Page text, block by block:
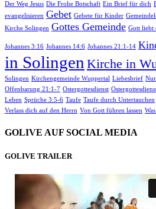
Der Weg Jesus Die Frohe Botschaft Ein Brief für dich
evangelisieren Gebet Gebete für Kinder
Kirche Solingen Gottes Gemeinde Gott liebt
Johannes 3:16 Johannes 14:6 Johannes 21:1-14
in Solingen Kirche in
Solingen Kirchengemeinde Wuppertal Liebesbrief
Offenbarung 21:1-7 Ostergottesdienst
Leben Sprüche 3:5-6 Taufe Taufe durch Untertauchen
Verlass dich auf den Herrn Von Gott führen lassen
GOLIVE AUF SOCIAL MEDIA
GOLIVE TRAILER